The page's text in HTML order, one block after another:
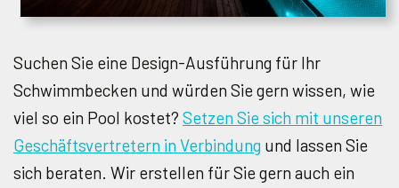
Suchen Sie eine Design-Ausführung für Ihr
Schwimmbecken und würden Sie gern wissen, wie
viel so ein Pool kostet? Setzen Sie sich mit unseren
Geschäftsvertretern in Verbindung und lassen Sie
sich beraten. Wir erstellen für Sie gern auch ein